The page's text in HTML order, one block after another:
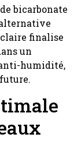
bicarbonate
alternative
claire finalise
un
humidité,